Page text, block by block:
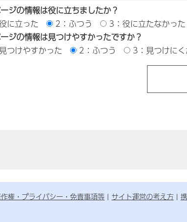
ジの情報は役に立ちましたか？
に立った
2：ふつう
3：役に立たなかった
ジの情報は見つけやすかったですか？
つけやすかった
2：ふつう 3：見つけに
権・プライバシー・免責事項等 サイト運営の考え方